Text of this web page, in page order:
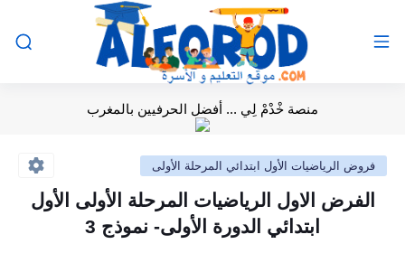
منصة خْدْمْ لِي ... أفضل الحرفيين بالمغرب
فروض الرياضيات الأول ابتدائي المرحلة الأولى
الفرض الاول الرياضيات المرحلة الأولى الأول
ابتدائي الدورة الأولى- نموذج 3